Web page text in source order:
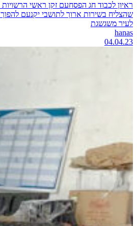
ראיון לכבוד חג הפסחעם זקן ראשי הרשויות
שהצליח בשירות ארוך לתושבי יקנעם
לעיר משגשגת
hanas
04.04.23